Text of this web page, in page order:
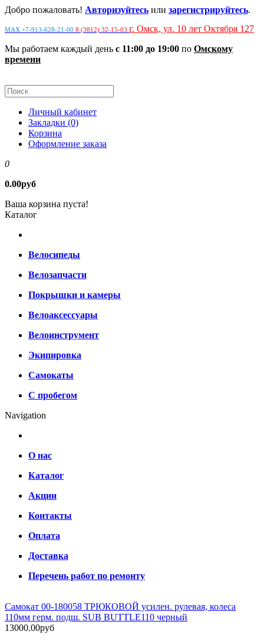
Добро пожаловать! Авторизуйтесь или зарегистрируйтесь.
MAX +7-913-628-21-00 8 (3812) 32-15-03 г. Омск, ул. 10 лет Октября 127
Мы работаем каждый день с 11:00 до 19:00 по Омскому
времени
Личный кабинет
Закладки (0)
Корзина
Оформление заказа
0
0.00руб
Ваша корзина пуста!
Каталог
Велосипеды
Велозапчасти
Покрышки и камеры
Велоаксессуары
Велоинструмент
Экипировка
Самокаты
С пробегом
Navigation
О нас
Каталог
Акции
Контакты
Оплата
Доставка
Перечень работ по ремонту
Самокат 00-180058 ТРЮКОВОЙ усилен. рулевая, колеса
110мм герм. подш. SUB BUTTLE110 черный
13000.00руб